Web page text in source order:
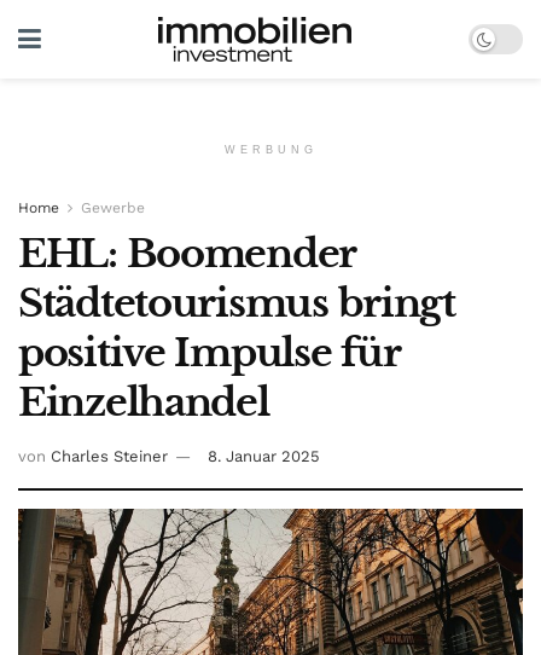
WERBUNG
Home Gewerbe
EHL: Boomender
Städtetourismus bringt
positive Impulse für
Einzelhandel
von Charles Steiner 8. Januar 2025